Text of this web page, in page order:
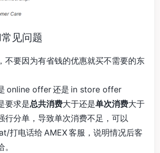
见问题
不要因为有省钱的优惠就买不需要的东
online offer 还是 in store offer
要求是总共消费大于还是单次消费大于
行分单，导致单次消费不足，可以
打电话给 AMEX 客服，说明情况后客